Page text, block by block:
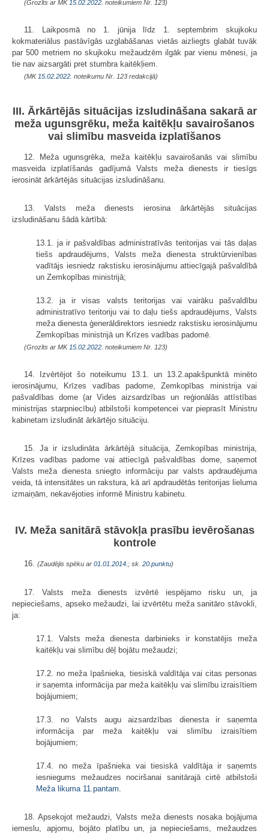
(Grozīts ar MK 15.02.2022. noteikumiem Nr. 123)
11. Laikposmā no 1. jūnija līdz 1. septembrim skujkoku
kokmateriālus pastāvīgās uzglabāšanas vietās aizliegts glabāt tuvāk
par 500 metriem no skujkoku mežaudzēm ilgāk par vienu mēnesi, ja
tie nav aizsargāti pret stumbra kaitēkļiem.
(MK 15.02.2022. noteikumu Nr. 123 redakcijā)
III. Ārkārtējās situācijas izsludināšana sakarā ar
meža ugunsgrēku, meža kaitēkļu savairošanos
vai slimību masveida izplatīšanos
12. Meža ugunsgrēka, meža kaitēkļu savairošanās vai slimību
masveida izplatīšanās gadījumā Valsts meža dienests ir tiesīgs
ierosināt ārkārtējās situācijas izsludināšanu.
13. Valsts meža dienests ierosina ārkārtējās situācijas
izsludināšanu šādā kārtībā:
13.1. ja ir pašvaldības administratīvās teritorijas vai tās daļas
tiešs apdraudējums, Valsts meža dienesta struktūrvienības
vadītājs iesniedz rakstisku ierosinājumu attiecīgajā pašvaldībā
un Zemkopības ministrijā;
13.2. ja ir visas valsts teritorijas vai vairāku pašvaldību
administratīvo teritoriju vai to daļu tiešs apdraudējums, Valsts
meža dienesta ģenerāldirektors iesniedz rakstisku ierosinājumu
Zemkopības ministrijā un Krīzes vadības padomē.
(Grozīts ar MK 15.02.2022. noteikumiem Nr. 123)
14. Izvērtējot šo noteikumu 13.1. un 13.2.apakšpunktā minēto
ierosinājumu, Krīzes vadības padome, Zemkopības ministrija vai
pašvaldības dome (ar Vides aizsardzības un reģionālās attīstības
ministrijas starpniecību) atbilstoši kompetencei var pieprasīt Ministru
kabinetam izsludināt ārkārtējo situāciju.
15. Ja ir izsludināta ārkārtējā situācija, Zemkopības ministrija,
Krīzes vadības padome vai attiecīgā pašvaldības dome, saņemot
Valsts meža dienesta sniegto informāciju par valsts apdraudējuma
veida, tā intensitātes un rakstura, kā arī apdraudētās teritorijas lieluma
izmaiņām, nekavējoties informē Ministru kabinetu.
IV. Meža sanitārā stāvokļa prasību ievērošanas
kontrole
16. (Zaudējis spēku ar 01.01.2014. ; sk. 20.punktu)
17. Valsts meža dienests izvērtē iespējamo risku un, ja
nepieciešams, apseko mežaudzi, lai izvērtētu meža sanitāro stāvokli,
ja:
17.1. Valsts meža dienesta darbinieks ir konstatējis meža
kaitēkļu vai slimību dēļ bojātu mežaudzi;
17.2. no meža īpašnieka, tiesiskā valdītāja vai citas personas
ir saņemta informācija par meža kaitēkļu vai slimību izraisītiem
bojājumiem;
17.3. no Valsts augu aizsardzības dienesta ir saņemta
informācija par meža kaitēkļu vai slimību izraisītiem
bojājumiem;
17.4. no meža īpašnieka vai tiesiskā valdītāja ir saņemts
iesniegums mežaudzes nociršanai sanitārajā cirtē atbilstoši
Meža likuma 11.pantam
18. Apsekojot mežaudzi, Valsts meža dienests nosaka bojājuma
iemeslu, apjomu, bojāto platību un, ja nepieciešams, mežaudzes